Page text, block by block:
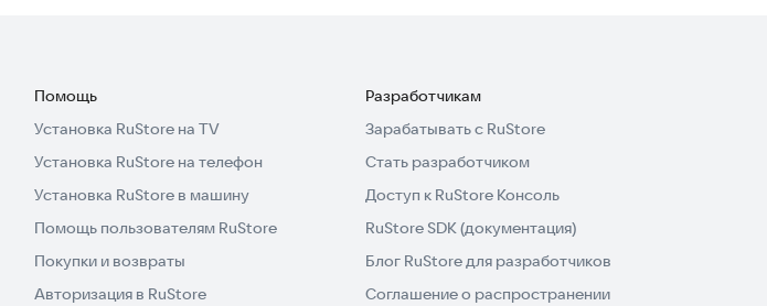
Помощь
Установка RuStore на TV
Установка RuStore на телефон
Установка RuStore в машину
Помощь пользователям RuStore
Покупки и возвраты
Авторизация в RuStore
Разработчикам
Зарабатывать с RuStore
Стать разработчиком
Доступ к RuStore Консоль
RuStore SDK (документация)
Блог RuStore для разработчиков
Соглашение о распространении